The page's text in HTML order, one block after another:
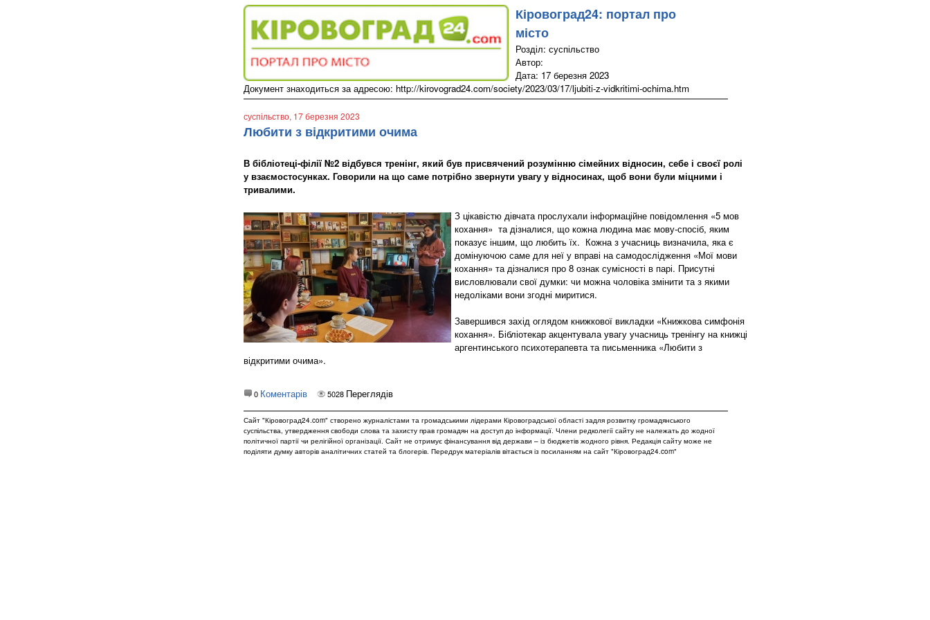
Кіровоград24: портал про
місто
Розділ: суспільство
Автор:
Дата: 17 березня 2023
Документ знаходиться за адресою: http://kirovograd24.com/society/2023/03/17/ljubiti-z-vidkritimi-ochima.htm
суспільство, 17 березня 2023
Любити з відкритими очима
В бібліотеці-філії №2 відбувся тренінг, який був присвячений розумінню сімейних відносин, себе і своєї ролі
у взаємостосунках. Говорили на що саме потрібно звернути увагу у відносинах, щоб вони були міцними і
тривалими.
З цікавістю дівчата прослухали інформаційне повідомлення «5 мов
кохання» та дізналися, що кожна людина має мову-спосіб, яким
показує іншим, що любить їх. Кожна з учасниць визначила, яка є
домінуючою саме для неї у вправі на самодослідження «Мої мови
кохання» та дізналися про 8 ознак сумісності в парі. Присутні
висловлювали свої думки: чи можна чоловіка змінити та з якими
недоліками вони згодні миритися.
Завершився захід оглядом книжкової викладки «Книжкова симфонія
кохання». Бібліотекар акцентувала увагу учасниць тренінгу на книжці
аргентинського психотерапевта та письменника «Любити з
відкритими очима».
0 Коментарів 5028 Переглядів
Сайт "Кіровоград24.com" створено журналістами та громадськими лідерами Кіровоградської області задля розвитку громадянського
суспільства, утвердження свободи слова та захисту прав громадян на доступ до інформації. Члени редколегії сайту не належать до жодної
політичної партії чи релігійної організації. Сайт не отримує фінансування від держави – із бюджетів жодного рівня. Редакція сайту може не
поділяти думку авторів аналітичних статей та блогерів. Передрук матеріалів вітається із посиланням на сайт "Кіровоград24.com"